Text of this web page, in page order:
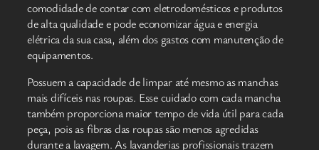
comodidade de contar com eletrodomésticos e produtos
de alta qualidade e pode economizar água e energia
elétrica da sua casa, além dos gastos com manutenção de
equipamentos.
Possuem a capacidade de limpar até mesmo as manchas
mais difíceis nas roupas. Esse cuidado com cada mancha
também proporciona maior tempo de vida útil para cada
peça, pois as fibras das roupas são menos agredidas
durante a lavagem. As lavanderias profissionais trazem